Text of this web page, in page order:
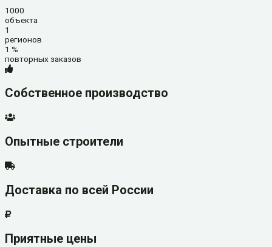
1000
объекта
1
регионов
1 %
повторных заказов
Собственное производство
Опытные строители
Доставка по всей России
Приятные цены